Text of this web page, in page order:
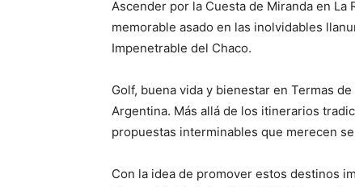
Ascender por la Cuesta de Miranda en La
memorable asado en las inolvidables
Impenetrable del Chaco.
Golf, buena vida y bienestar en Termas
Argentina. Más allá de los itinerarios
propuestas interminables que merecen
Con la idea de promover estos destinos